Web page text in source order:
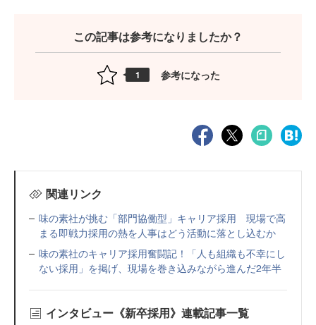
この記事は参考になりましたか？
1 参考になった
関連リンク
味の素社が挑む「部門協働型」キャリア採用 現場で高
まる即戦力採用の熱を人事はどう活動に落とし込むか
味の素社のキャリア採用奮闘記！「人も組織も不幸にし
ない採用」を掲げ、現場を巻き込みながら進んだ2年半
インタビュー《新卒採用》連載記事一覧